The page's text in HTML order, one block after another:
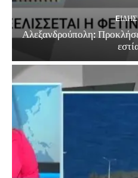
Αλεξανδρούπολη: